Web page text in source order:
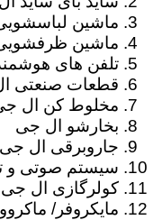
ماشین
ماشین
تلفن های
قطعات صنعتی
مخلوط کن ال
بخارشو ال جی
جاروبرقی ال جی
سیستم صوتی و
کولرگازی ال جی
مایکروفر/